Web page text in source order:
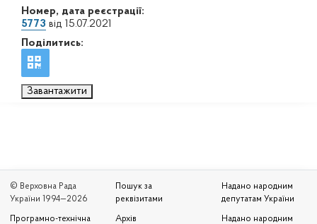
Номер, дата реєстрації:
5773 від 15.07.2021
Поділитись:
Завантажити
© Верховна Рада
України 1994—2026
Програмно-технічна
Пошук за
реквізитами
Архів
Надано народним
депутатам України
Надано народним